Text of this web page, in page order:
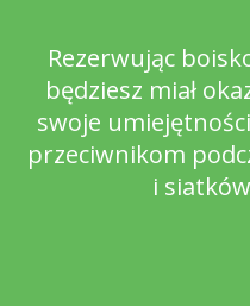
Rezerwując
będziesz miał
swoje
przeciwnikom
i